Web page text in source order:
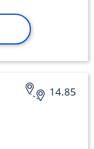
14.85